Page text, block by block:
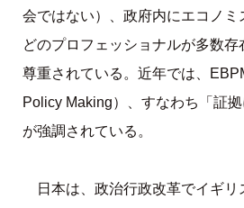
会ではない）、政府内にエコノミ
どのプロフェッショナルが多数存
尊重されている。近年では、
Policy Making）、すなわち「証拠
が強調されている。
日本は、政治行政改革でイギ